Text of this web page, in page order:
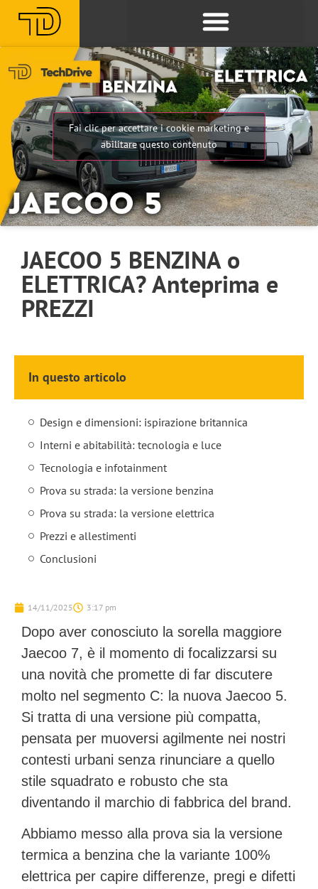
Fai clic per accettare i cookie marketing e
abilitare questo contenuto
JAECOO 5 BENZINA o
ELETTRICA? Anteprima e
PREZZI
In questo articolo
Design e dimensioni: ispirazione britannica
Interni e abitabilità: tecnologia e luce
Tecnologia e infotainment
Prova su strada: la versione benzina
Prova su strada: la versione elettrica
Prezzi e allestimenti
Conclusioni
14/11/2025 3:17 pm
Dopo aver conosciuto la sorella maggiore
Jaecoo 7, è il momento di focalizzarsi su
una novità che promette di far discutere
molto nel segmento C: la nuova Jaecoo 5.
Si tratta di una versione più compatta,
pensata per muoversi agilmente nei nostri
contesti urbani senza rinunciare a quello
stile squadrato e robusto che sta
diventando il marchio di fabbrica del brand.
Abbiamo messo alla prova sia la versione
termica a benzina che la variante 100%
elettrica per capire differenze, pregi e difetti